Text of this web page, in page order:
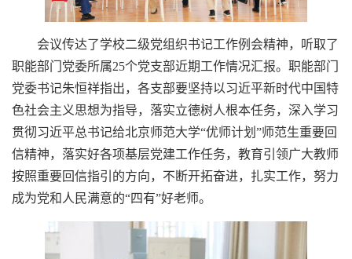
会议传达了学校二级党组织书记工作例会精神，听取了
职能部门党委所属25个党支部近期工作情况汇报。职能部门
党委书记朱恒祥指出，各支部要坚持以习近平新时代中国特
色社会主义思想为指导，落实立德树人根本任务，深入学习
贯彻习近平总书记给北京师范大学“优师计划”师范生重要回
信精神，落实好各项基层党建工作任务，教育引领广大教师
按照重要回信指引的方向，不断开拓奋进，扎实工作，努力
成为党和人民满意的“四有”好老师。